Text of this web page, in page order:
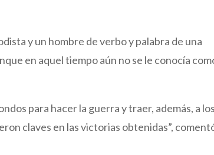
y un hombre de verbo y palabra de una
en aquel tiempo aún no se le conocía
para hacer la guerra y traer, además, a los
claves en las victorias obtenidas”,